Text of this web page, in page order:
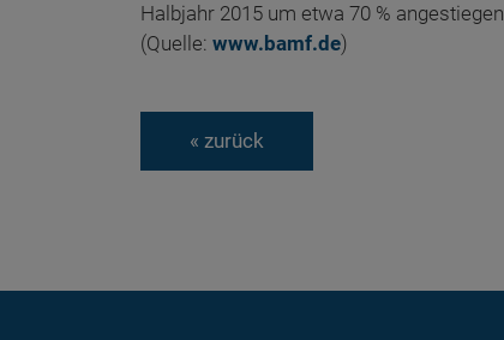
Halbjahr 2015 um etwa 70 % angestiegen
(Quelle: www.bamf.de)
« zurück